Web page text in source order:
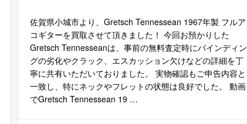
佐賀県小城市より、Gretsch Tennessean 1967年製 フルア
コギターを買取させて頂きました！ 今回お預かりした
Gretsch Tennesseanは、事前の無料査定時にバインディン
グの劣化やクラック、エスカッション欠けなどの詳細を丁
寧に共有いただいておりました。 実物確認もご申告内容と
一致し、特にネックやフレットの状態は良好でした。 動画
でGretsch Tennessean 19 …